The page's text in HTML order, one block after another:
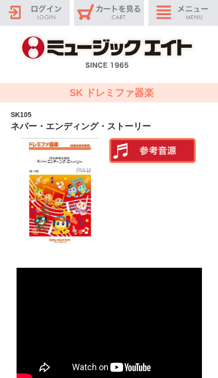
SK ドレミファ器楽
SK105
ネバー・エンディング・ストーリー